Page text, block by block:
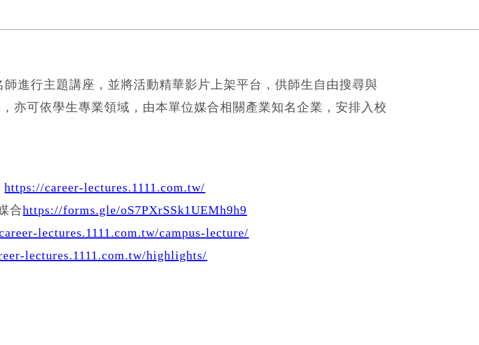
進行主題講座，並將活動精華影片上架平台，供師生自由搜尋與
亦可依學生專業領域，由本單位媒合相關產業知名企業，安排入校
https://career-lectures.1111.com.tw/
合https://forms.gle/oS7PXrSSk1UEMh9h9
lectures.1111.com.tw/campus-lecture/
lectures.1111.com.tw/highlights/